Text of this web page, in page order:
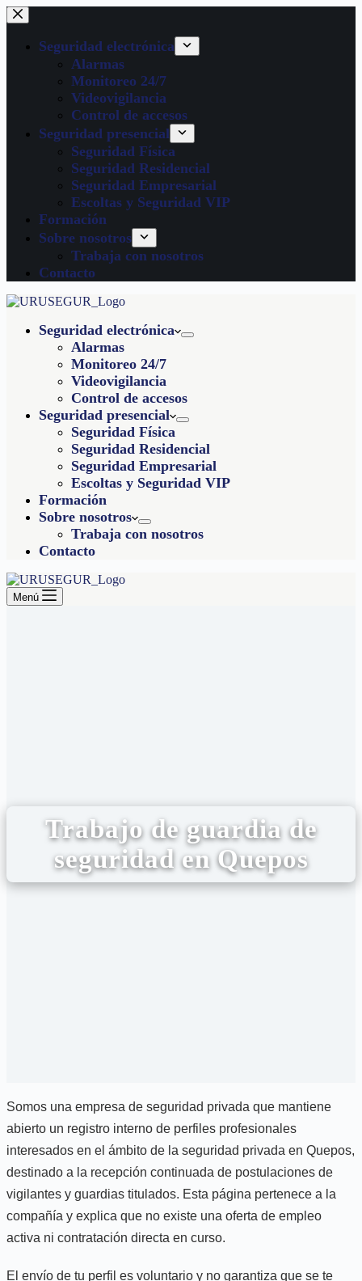
Seguridad electrónica
Alarmas
Monitoreo 24/7
Videovigilancia
Control de accesos
Seguridad presencial
Seguridad Física
Seguridad Residencial
Seguridad Empresarial
Escoltas y Seguridad VIP
Formación
Sobre nosotros
Trabaja con nosotros
Contacto
Seguridad electrónica
Alarmas
Monitoreo 24/7
Videovigilancia
Control de accesos
Seguridad presencial
Seguridad Física
Seguridad Residencial
Seguridad Empresarial
Escoltas y Seguridad VIP
Formación
Sobre nosotros
Trabaja con nosotros
Contacto
Menú
Trabajo de guardia de
seguridad en Quepos
Somos una empresa de seguridad privada que mantiene
abierto un registro interno de perfiles profesionales
interesados en el ámbito de la seguridad privada en Quepos,
destinado a la recepción continuada de postulaciones de
vigilantes y guardias titulados. Esta página pertenece a la
compañía y explica que no existe una oferta de empleo
activa ni contratación directa en curso.
El envío de tu perfil es voluntario y no garantiza que se te